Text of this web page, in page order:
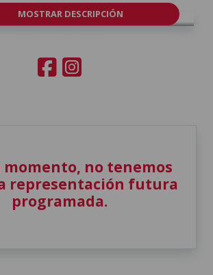
MOSTRAR DESCRIPCIÓN
momento, no tenemos
representación futura
programada.